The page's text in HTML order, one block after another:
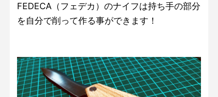
FEDECA（フェデカ）のナイフは持ち手の部分
を自分で削って作る事ができます！